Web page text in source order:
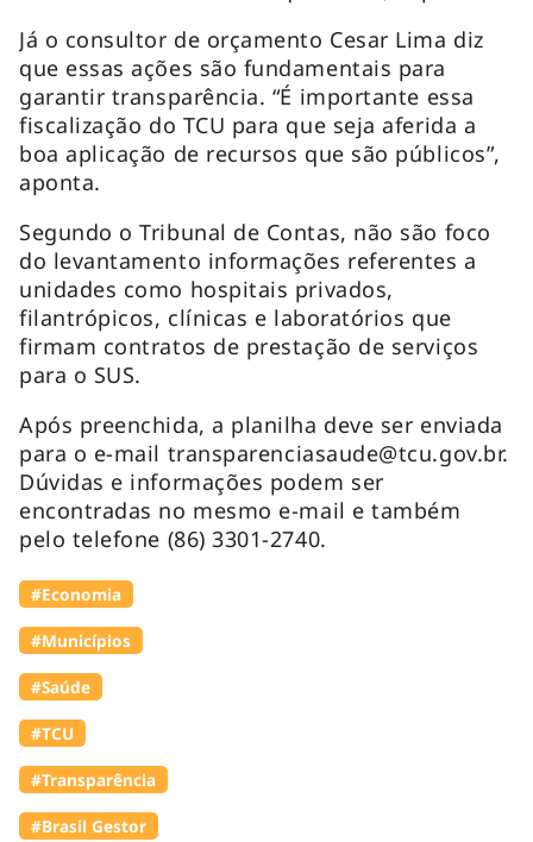
Já o consultor de orçamento Cesar Lima diz
que essas ações são fundamentais para
garantir transparência. “É importante essa
fiscalização do TCU para que seja aferida a
boa aplicação de recursos que são públicos”,
aponta.
Segundo o Tribunal de Contas, não são foco
do levantamento informações referentes a
unidades como hospitais privados,
filantrópicos, clínicas e laboratórios que
firmam contratos de prestação de serviços
para o SUS.
Após preenchida, a planilha deve ser enviada
para o e-mail transparenciasaude@tcu.gov.br.
Dúvidas e informações podem ser
encontradas no mesmo e-mail e também
pelo telefone (86) 3301-2740.
#Economia
#Municípios
#Saúde
#TCU
#Transparência
#Brasil Gestor